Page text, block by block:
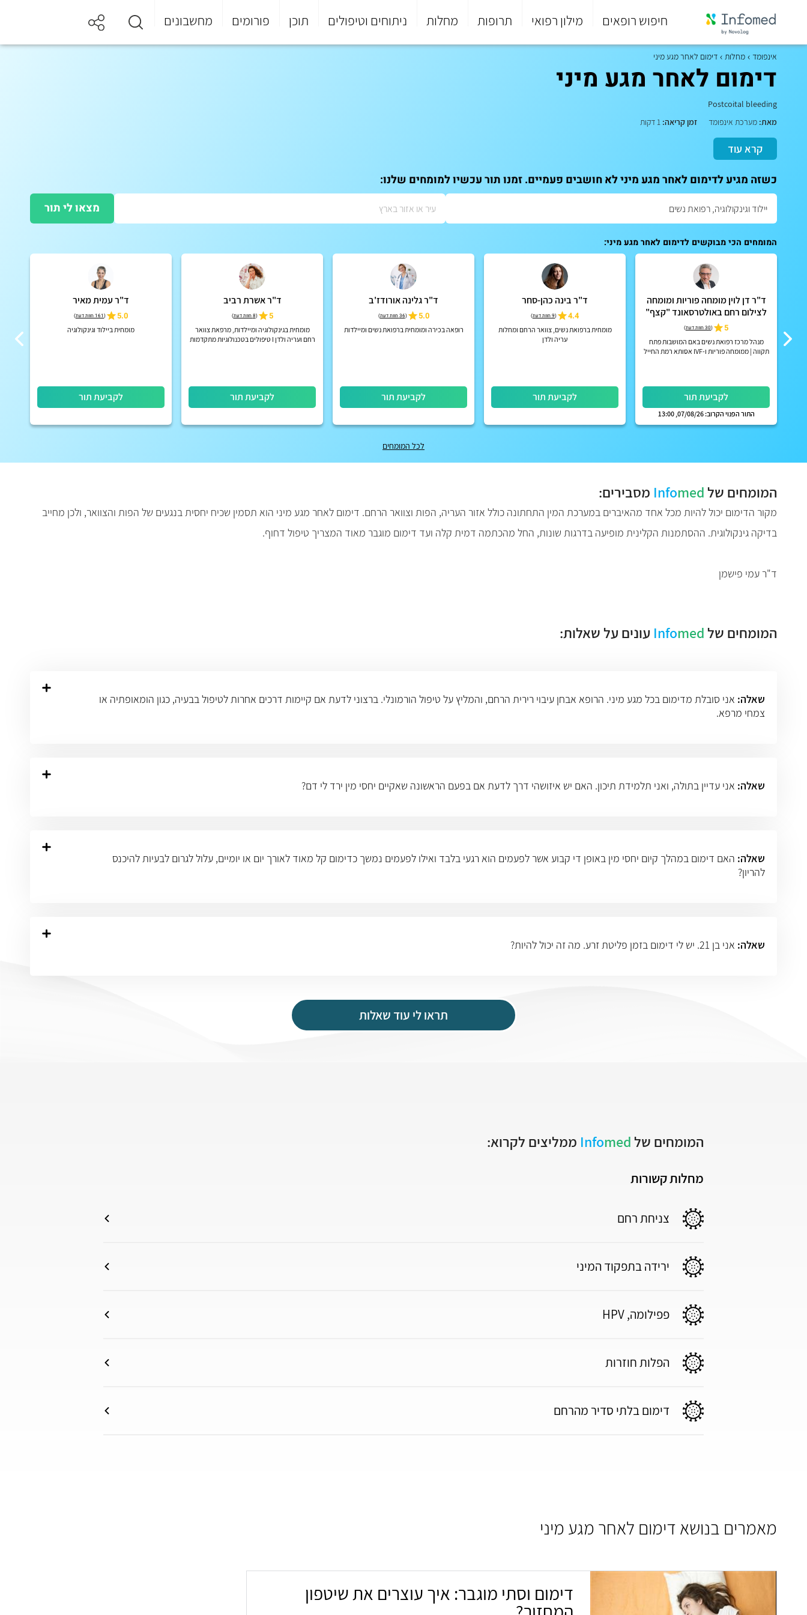
חיפוש רופאים מילון רפואי תרופות מחלות ניתוחים וטיפולים תוכן פורומים מחשבונים
סוף
התפריט
אינפומד מחלות דימום לאחר מגע מיני
דימום לאחר מגע מיני
Postcoital bleeding
מאת: מערכת אינפומד זמן קריאה:
קרא עוד
כשזה מגיע לדימום לאחר מגע מיני לא חושבים פעמיים. זמנו תור עכשיו למומחים שלנו:
מצאו לי תור
המומחים הכי מבוקשים לדימום לאחר מגע מיני:
ד"ר דן לוין מומחה פוריות ומומחה
לצילום רחם באולטרסאונד "קצף"
EX-EM 5
(30 חוות דעת )
מנהל מרכז רפואת נשים באם המושבות פתח
תקווה | ממומחה פוריות ו-IVF אסותא רמת החייל
לקביעת תור
התור הפנוי הקרוב: 07/08/26, 13:00
ד"ר בינה כהן-סחר
4.4
(9 חוות דעת )
מומחית ברפואת נשים, צוואר הרחם ומחלות
עריה ולדן
לקביעת תור
ד"ר גלינה אורודז'ב
5.0
(36 חוות דעת )
רופאה בכירה ומומחית ברפואת נשים ומיילדות
לקביעת תור
ד"ר אשרת רביב
5
(8 חוות דעת )
מומחית בגינקולוגיה ומיילדות, מרפאת צוואר
רחם ועריה ולדן I טיפולים בטכנולוגיות מתקדמות
לקביעת תור
ד"ר עמית מאיר
5.0
(161 חוות דעת )
מומחית ביילוד וגינקולוגיה
לקביעת תור
לכל המומחים
המומחים של Infomed מסבירים:
מקור הדימום יכול להיות מכל אחד מהאיברים במערכת המין התחתונה כולל אזור העריה, הפות וצוואר הרחם. דימום לאחר מגע מיני הוא תסמין שכיח יחסית בנגעים של הפות והצוואר, ולכן מחייב
בדיקה גינקולוגית. ההסתמנות הקלינית מופיעה בדרגות שונות, החל מהכתמה דמית קלה ועד דימום מוגבר מאוד המצריך טיפול דחוף.
ד"ר עמי פישמן
המומחים של Infomed עונים על שאלות:
שאלה: אני סובלת מדימום בכל מגע מיני. הרופא אבחן עיבוי רירית הרחם, והמליץ על טיפול הורמונלי. ברצוני לדעת אם קיימות דרכים אחרות לטיפול בבעיה, כגון הומאופתיה או
צמחי מרפא.
שאלה: אני עדיין בתולה, ואני תלמידת תיכון. האם יש איזושהי דרך לדעת אם בפעם הראשונה שאקיים יחסי מין ירד לי דם?
שאלה: האם דימום במהלך קיום יחסי מין באופן די קבוע אשר לפעמים הוא רגעי בלבד ואילו לפעמים נמשך כדימום קל מאוד לאורך יום או יומיים, עלול לגרום לבעיות להיכנס
להריון?
שאלה: אני בן 21. יש לי דימום בזמן פליטת זרע. מה זה יכול להיות?
תראו לי עוד שאלות
המומחים של Infomed ממליצים לקרוא:
מחלות קשורות
צניחת רחם
ירידה בתפקוד המיני
פפילומה, HPV
הפלות חוזרות
דימום בלתי סדיר מהרחם
מאמרים בנושא דימום לאחר מגע מיני
דימום וסתי מוגבר: איך עוצרים את שיטפון